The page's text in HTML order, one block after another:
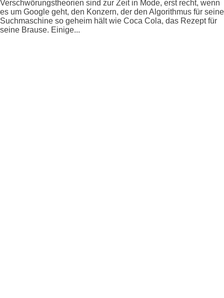
Verschwörungstheorien sind zur Zeit in Mode, erst recht, wenn
es um Google geht, den Konzern, der den Algorithmus für seine
Suchmaschine so geheim hält wie Coca Cola, das Rezept für
seine Brause. Einige...